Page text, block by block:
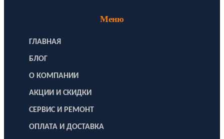
Меню
ГЛАВНАЯ
БЛОГ
О КОМПАНИИ
АКЦИИ И СКИДКИ
СЕРВИС И РЕМОНТ
ОПЛАТА И ДОСТАВКА